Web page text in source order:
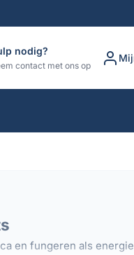
nodig?
contact met ons op
en fungeren als